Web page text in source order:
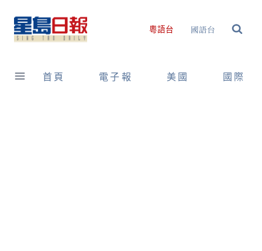
content
粵語台 國語台
首頁 電子報 美國 國際